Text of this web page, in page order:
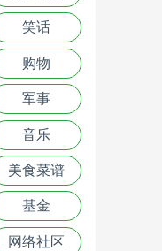
笑话
购物
军事
音乐
美食菜谱
基金
网络社区